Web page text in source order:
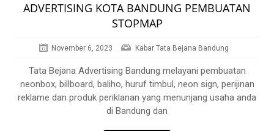
ADVERTISING KOTA BANDUNG PEMBUATAN
STOPMAP
November 6, 2023 Kabar Tata Bejana Bandung
Tata Bejana Advertising Bandung melayani pembuatan
neonbox, billboard, baliho, huruf timbul, neon sign, perijinan
reklame dan produk periklanan yang menunjang usaha anda
di Bandung dan